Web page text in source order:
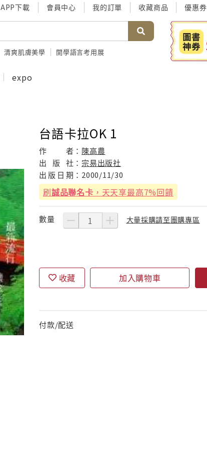
APP下載 會員中心 我的訂單 收藏商品 優惠券
清爽肌膚美學 開學語言考用展
expo
台語卡拉OK 1
作 者： 陳高農
出
版 社： 宗易出版社
出 版 日 期： 2000/11/30
刷誠品聯名卡 ，天天享最高7%回饋
數量 大量採購請至團購專區
收藏 加入購物車
付款/配送